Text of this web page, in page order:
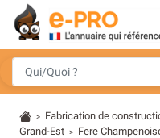
> Fabrication de
Grand-Est > Fere